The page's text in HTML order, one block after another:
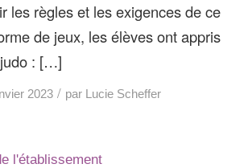
les règles et les exigences de ce
de jeux, les élèves ont appris
: […]
2023 / par Lucie Scheffer
l'établissement